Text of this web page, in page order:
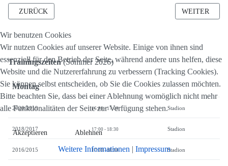
VORHERIGER BEITRAG: ERFOLGREICHER LEICHATHLETIK-
ZURÜCK NÄCHSTER
WEITER
Trainingszeiten(Sommer 2026)
Montag
2020/2019 16:00 - 17:00 Stadion
2018/2017 17:00 - 18:30 Stadion
2016/2015 17:00 - 18:30 Stadion
Wir benutzen Cookies
Wir nutzen Cookies auf unserer Website. Einige von ihnen sind
essenziell für den Betrieb der Seite, während andere uns helfen, diese
Website und die Nutzererfahrung zu verbessern (Tracking Cookies).
Sie können selbst entscheiden, ob Sie die Cookies zulassen möchten.
Bitte beachten Sie, dass bei einer Ablehnung womöglich nicht mehr
alle Funktionalitäten der Seite zur Verfügung stehen.
Akzeptieren Ablehnen
Weitere Informationen | Impressum